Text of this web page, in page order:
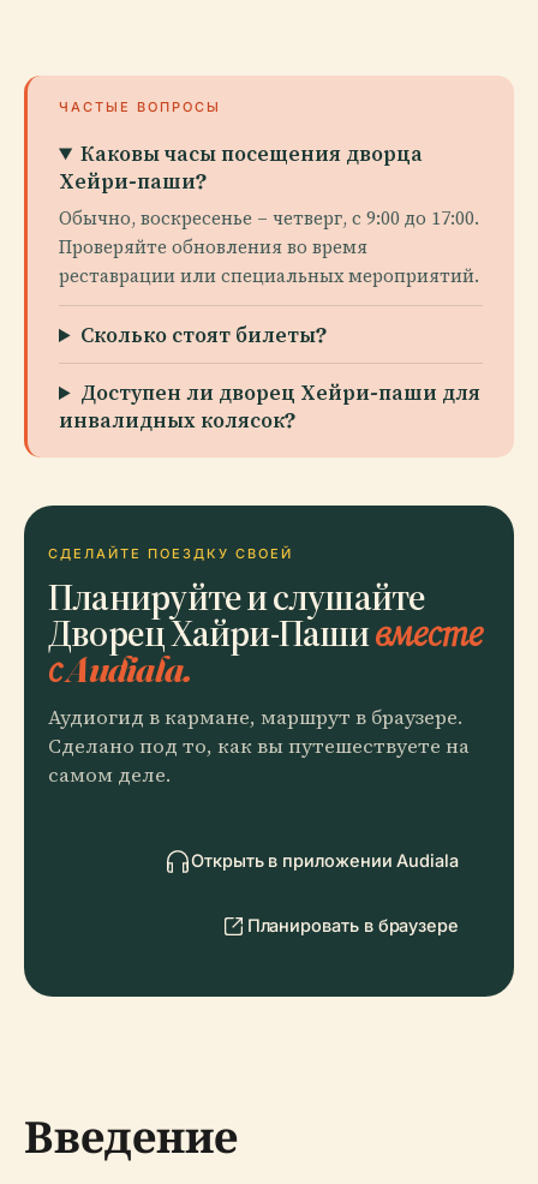
ЧАСТЫЕ ВОПРОСЫ
Каковы часы посещения дворца
Хейри-паши?
Обычно, воскресенье – четверг, с 9:00 до 17:00.
Проверяйте обновления во время
реставрации или специальных мероприятий.
Сколько стоят билеты?
Доступен ли дворец Хейри-паши для
инвалидных колясок?
СДЕЛАЙТЕ ПОЕЗДКУ СВОЕЙ
Планируйте и слушайте
Дворец Хайри-Пашивместе
с Audiala.
Аудиогид в кармане, маршрут в браузере.
Сделано под то, как вы путешествуете на
самом деле.
Открыть в приложении Audiala
Планировать в браузере
Введение